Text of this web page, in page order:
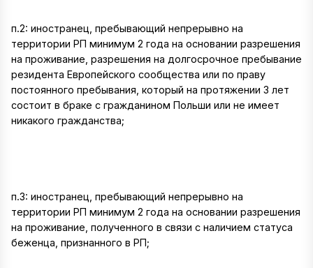
п.2: иностранец, пребывающий непрерывно на
территории РП минимум 2 года на основании разрешения
на проживание, разрешения на долгосрочное пребывание
резидента Европейского сообщества или по праву
постоянного пребывания, который на протяжении 3 лет
состоит в браке с гражданином Польши или не имеет
никакого гражданства;
п.3: иностранец, пребывающий непрерывно на
территории РП минимум 2 года на основании разрешения
на проживание, полученного в связи с наличием статуса
беженца, признанного в РП;